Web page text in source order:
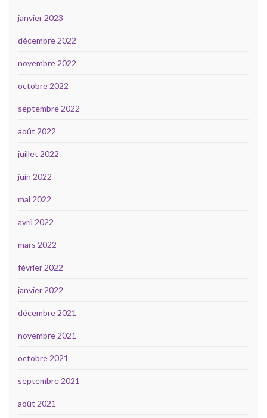
janvier 2023
décembre 2022
novembre 2022
octobre 2022
septembre 2022
août 2022
juillet 2022
juin 2022
mai 2022
avril 2022
mars 2022
février 2022
janvier 2022
décembre 2021
novembre 2021
octobre 2021
septembre 2021
août 2021